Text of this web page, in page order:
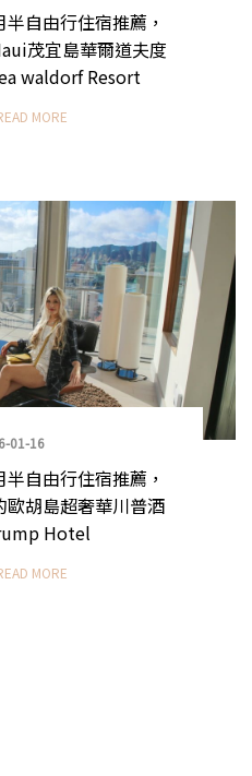
半自由行住宿推薦，
茂宜島華爾道夫度
waldorf Resort
MORE
01-16
半自由行住宿推薦，
胡島超奢華川普酒
Hotel
MORE